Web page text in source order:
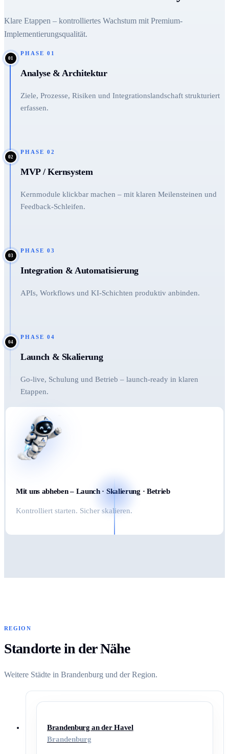
Klare Etappen – kontrolliertes Wachstum mit Premium-
Implementierungsqualität.
01
PHASE 01
Analyse & Architektur
Ziele, Prozesse, Risiken und Integrationslandschaft strukturiert
erfassen.
02
PHASE 02
MVP / Kernsystem
Kernmodule klickbar machen – mit klaren Meilensteinen und
Feedback-Schleifen.
03
PHASE 03
Integration & Automatisierung
APIs, Workflows und KI-Schichten produktiv anbinden.
04
PHASE 04
Launch & Skalierung
Go-live, Schulung und Betrieb – launch-ready in klaren
Etappen.
Mit uns abheben – Launch · Skalierung · Betrieb
Kontrolliert starten. Sicher skalieren.
REGION
Standorte in der Nähe
Weitere Städte in Brandenburg und der Region.
Brandenburg an der Havel
Brandenburg